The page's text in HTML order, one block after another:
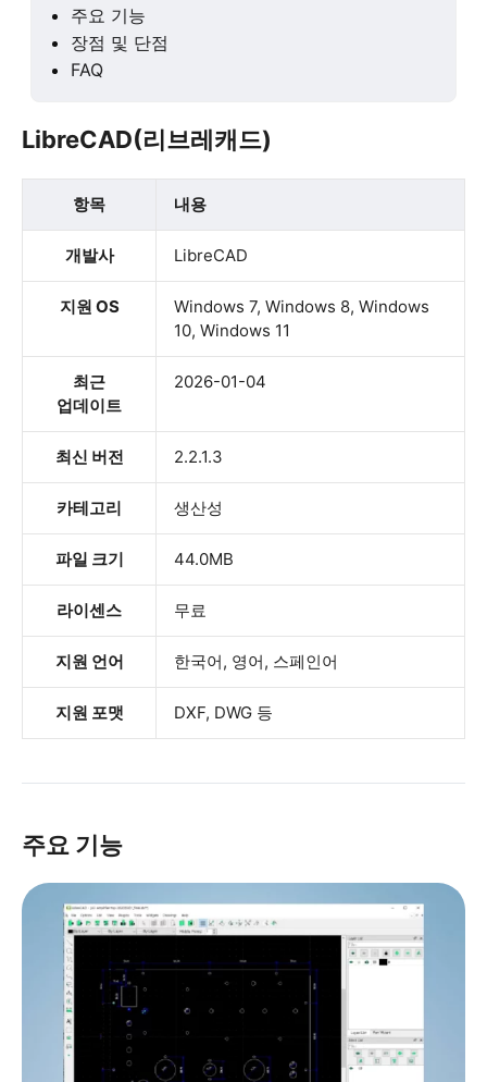
주요 기능
장점 및 단점
FAQ
LibreCAD(리브레캐드)
항목 내용
개발사 LibreCAD
지원 OS
Windows 7, Windows 8, Windows
10, Windows 11
최근
업데이트
2026-01-04
최신 버전 2.2.1.3
카테고리 생산성
파일 크기 44.0MB
라이센스 무료
지원 언어 한국어, 영어, 스페인어
지원 포맷 DXF, DWG 등
주요 기능